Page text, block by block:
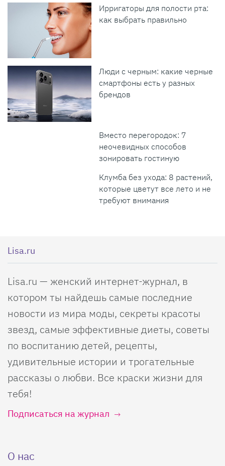
Ирригаторы для полости рта:
как выбрать правильно
Люди с черным: какие черные
смартфоны есть у разных
брендов
Вместо перегородок: 7
неочевидных способов
зонировать гостиную
Клумба без ухода: 8 растений,
которые цветут все лето и не
требуют внимания
Lisa.ru
Lisa.ru — женский интернет-журнал, в
котором ты найдешь самые последние
новости из мира моды, секреты красоты
звезд, самые эффективные диеты, советы
по воспитанию детей, рецепты,
удивительные истории и трогательные
рассказы о любви. Все краски жизни для
тебя!
Подписаться на журнал
О нас